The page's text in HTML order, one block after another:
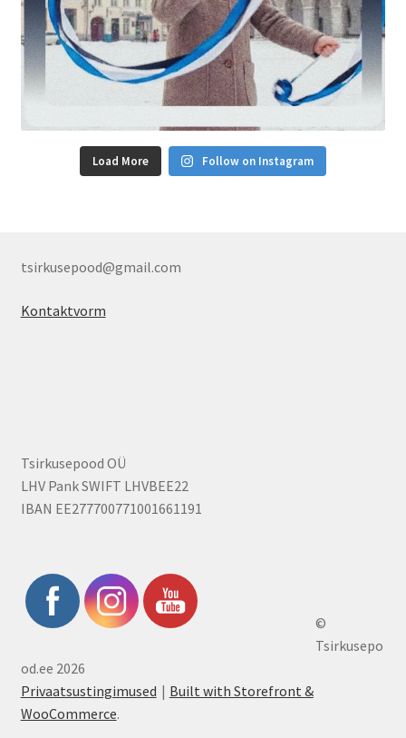
Load More Follow on Instagram
tsirkusepood@gmail.com
Kontaktvorm
Tsirkusepood OÜ
LHV Pank SWIFT LHVBEE22
IBAN EE277700771001661191
©
Tsirkusepo
od.ee 2026
Privaatsustingimused
Built with Storefront &
WooCommerce.